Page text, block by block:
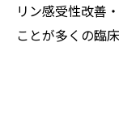
リン感受性改善
ことが多くの臨